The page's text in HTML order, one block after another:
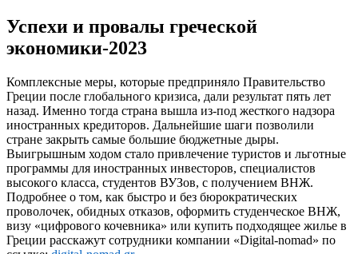
Успехи и провалы греческой
экономики-2023
Комплексные меры, которые предприняло Правительство
Греции после глобального кризиса, дали результат пять лет
назад. Именно тогда страна вышла из-под жесткого надзора
иностранных кредиторов. Дальнейшие шаги позволили
стране закрыть самые большие бюджетные дыры.
Выигрышным ходом стало привлечение туристов и льготные
программы для иностранных инвесторов, специалистов
высокого класса, студентов ВУЗов, с получением ВНЖ.
Подробнее о том, как быстро и без бюрократических
проволочек, обидных отказов, оформить студенческое ВНЖ,
визу «цифрового кочевника» или купить подходящее жилье в
Греции расскажут сотрудники компании «Digital-nomad» по